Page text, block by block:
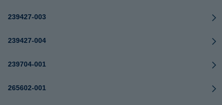
239427-003
239427-004
239704-001
265602-001